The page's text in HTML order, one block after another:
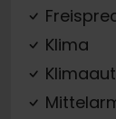
Klima